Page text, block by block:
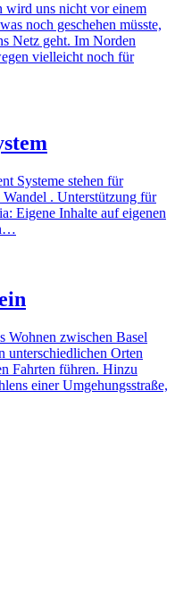
uns nicht vor einem
noch geschehen müsste,
Netz geht. Im Norden
vielleicht noch für
Systeme stehen für
. Unterstützung für
Eigene Inhalte auf eigenen
Wohnen zwischen Basel
unterschiedlichen Orten
Fahrten führen. Hinzu
einer Umgehungsstraße,